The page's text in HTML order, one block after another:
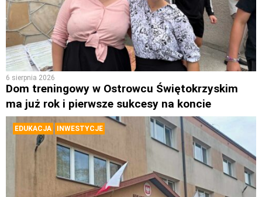
6 sierpnia 2026
Dom treningowy w Ostrowcu Świętokrzyskim
ma już rok i pierwsze sukcesy na koncie
EDUKACJA INWESTYCJE